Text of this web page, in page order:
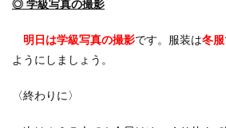
◎ 学級写真の撮影
明日は学級写真の撮影です。服装は冬服
ようにしましょう。
〈終わりに〉